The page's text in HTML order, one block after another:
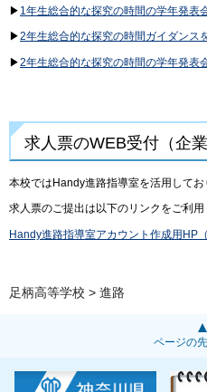
▶ 1年生総合的な探究の時間の学年発表
▶2年生総合的な探究の時間ガイダンス
▶2年生総合的な探究の時間の学年発表
求人票のWEB受付（企業
本校ではHandy進路指導室を活用してお
求人票のご提出は以下のリンクをご利用
Handy進路指導室アカウント作成用HP
足柄高等学校 > 進路
ページの